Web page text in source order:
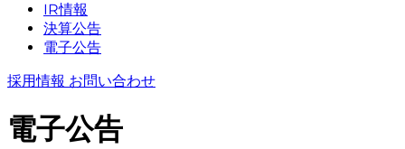
IR情報
決算公告
電子公告
採用情報 お問い合わせ
電子公告